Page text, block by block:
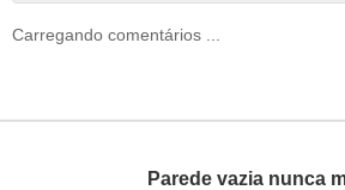
Carregando comentários ...
Parede vazia nunca